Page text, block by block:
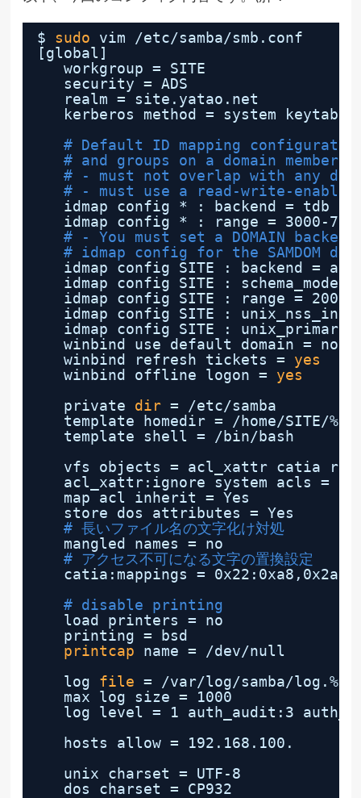
$ sudo vim /etc/samba/smb .conf
[global]
workgroup = SITE
security = ADS
realm = site.yatao.net
kerberos method = system keytab
# Default ID mapping
# and groups on a domain
# - must not overlap with any
# - must use a read-write-
idmap config * : backend = tdb
idmap config * : range = 3000-
# - You must set a DOMAIN
# idmap config for the SAMDOM
idmap config SITE : backend = ad
idmap config SITE : schema_mode
idmap config SITE : range =
idmap config SITE :
idmap config SITE :
winbind use default domain = no
winbind refresh tickets = yes
winbind offline logon = yes
private dir =
/etc/samba
template homedir =
/home/SITE/%U
template shell =
/bin/bash
vfs objects = acl_xattr catia
acl_xattr:ignore system acls =
map acl inherit = Yes
store dos attributes = Yes
# 長いファイル名の文字化け対処
mangled names = no
# アクセス不可になる文字の置換設定
catia:mappings =
# disable printing
load printers = no
printing = bsd
printcap
name =
/dev/null
log file = /var/log/samba/log .%m
max log size = 1000
log level = 1 auth_audit:3
hosts allow = 192.168.100.
unix charset = UTF-8
dos charset = CP932